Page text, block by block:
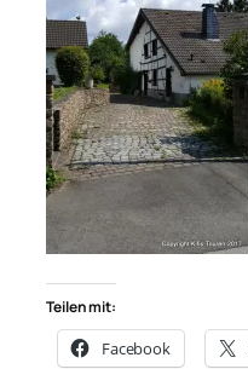
Teilen mit:
Facebook